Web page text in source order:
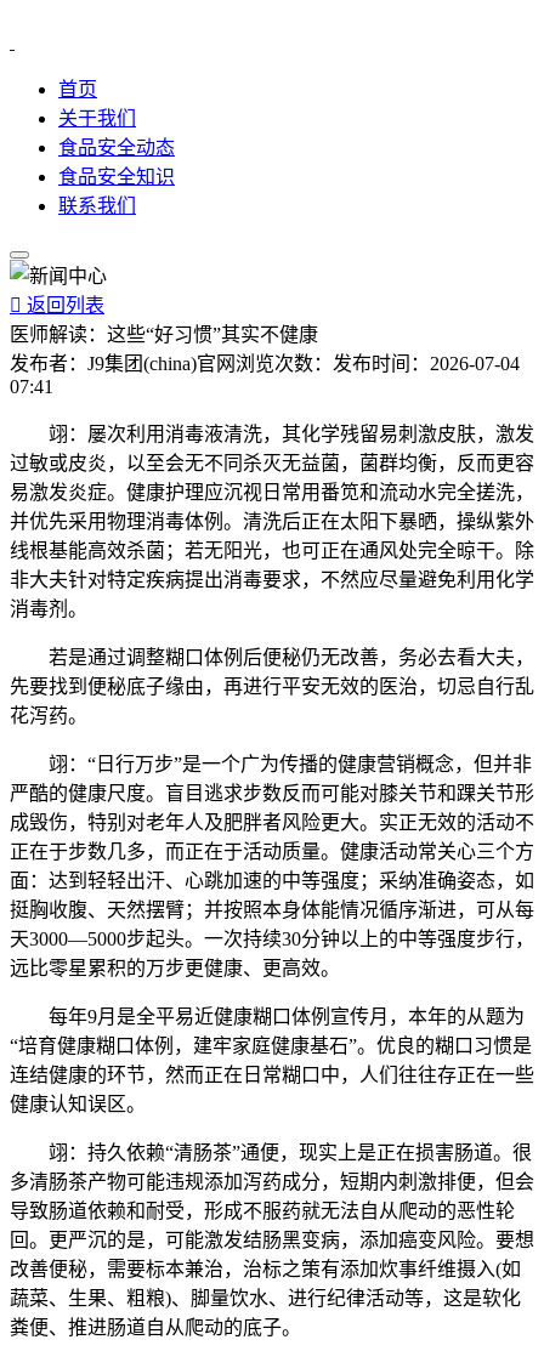
首页
关于我们
食品安全动态
食品安全知识
联系我们
 返回列表
医师解读：这些“好习惯”其实不健康
发布者： J9集团(china)官网 浏览次数： 发布时间： 2026-07-04
07:41
翊：屡次利用消毒液清洗，其化学残留易刺激皮肤，激发
过敏或皮炎，以至会无不同杀灭无益菌，菌群均衡，反而更容
易激发炎症。健康护理应沉视日常用番笕和流动水完全搓洗，
并优先采用物理消毒体例。清洗后正在太阳下暴晒，操纵紫外
线根基能高效杀菌；若无阳光，也可正在通风处完全晾干。除
非大夫针对特定疾病提出消毒要求，不然应尽量避免利用化学
消毒剂。
若是通过调整糊口体例后便秘仍无改善，务必去看大夫，
先要找到便秘底子缘由，再进行平安无效的医治，切忌自行乱
花泻药。
翊：“日行万步”是一个广为传播的健康营销概念，但并非
严酷的健康尺度。盲目逃求步数反而可能对膝关节和踝关节形
成毁伤，特别对老年人及肥胖者风险更大。实正无效的活动不
正在于步数几多，而正在于活动质量。健康活动常关心三个方
面：达到轻轻出汗、心跳加速的中等强度；采纳准确姿态，如
挺胸收腹、天然摆臂；并按照本身体能情况循序渐进，可从每
天3000—5000步起头。一次持续30分钟以上的中等强度步行，
远比零星累积的万步更健康、更高效。
每年9月是全平易近健康糊口体例宣传月，本年的从题为
“培育健康糊口体例，建牢家庭健康基石”。优良的糊口习惯是
连结健康的环节，然而正在日常糊口中，人们往往存正在一些
健康认知误区。
翊：持久依赖“清肠茶”通便，现实上是正在损害肠道。很
多清肠茶产物可能违规添加泻药成分，短期内刺激排便，但会
导致肠道依赖和耐受，形成不服药就无法自从爬动的恶性轮
回。更严沉的是，可能激发结肠黑变病，添加癌变风险。要想
改善便秘，需要标本兼治，治标之策有添加炊事纤维摄入(如
蔬菜、生果、粗粮)、脚量饮水、进行纪律活动等，这是软化
粪便、推进肠道自从爬动的底子。